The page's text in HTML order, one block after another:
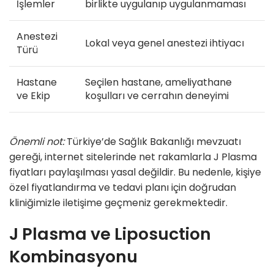
İşlemler birlikte uygulanıp uygulanmaması
Anestezi
Türü
Lokal veya genel anestezi ihtiyacı
Hastane
ve Ekip
Seçilen hastane, ameliyathane
koşulları ve cerrahın deneyimi
Önemli not:Türkiye’de Sağlık Bakanlığı mevzuatı
gereği, internet sitelerinde net rakamlarla J Plasma
fiyatları paylaşılması yasal değildir. Bu nedenle, kişiye
özel fiyatlandırma ve tedavi planı için doğrudan
kliniğimizle iletişime geçmeniz gerekmektedir.
J Plasma ve Liposuction
Kombinasyonu